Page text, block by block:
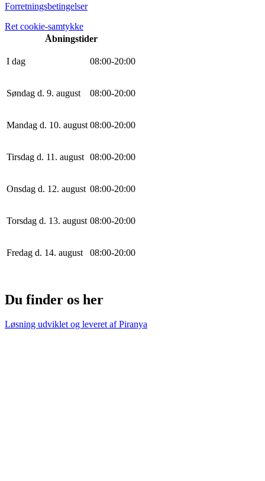
Forretningsbetingelser
Ret cookie-samtykke
Åbningstider
I dag 08:00-20:00
Søndag d. 9. august 08:00-20:00
Mandag d. 10. august 08:00-20:00
Tirsdag d. 11. august 08:00-20:00
Onsdag d. 12. august 08:00-20:00
Torsdag d. 13. august 08:00-20:00
Fredag d. 14. august 08:00-20:00
Du finder os her
Løsning udviklet og leveret afPiranya